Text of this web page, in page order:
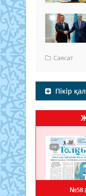
Саясат
Пікір
№58